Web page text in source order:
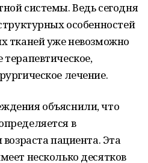
системы. Ведь сегодня
особенностей
тканей уже невозможно
лечение.
объяснили, что
в
пациента. Эта
несколько десятков